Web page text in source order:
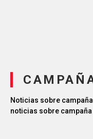
Noticias sobre
noticias sobre campaña